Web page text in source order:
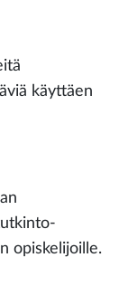
käyttäen
opiskelijoille.